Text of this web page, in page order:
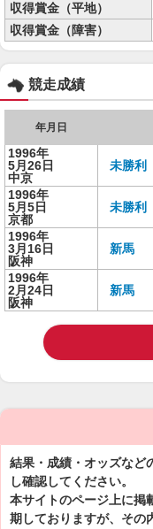
収得賞金（平地）
収得賞金（障害）
競走成績
年月日
1996年
5月26日
中京
未勝利
1996年
5月5日
京都
未勝利
1996年
3月16日
阪神
新馬
1996年
2月24日
阪神
新馬
結果・成績・オッズなど
し確認してください。
本サイトのページ上に掲
期しておりますが、その